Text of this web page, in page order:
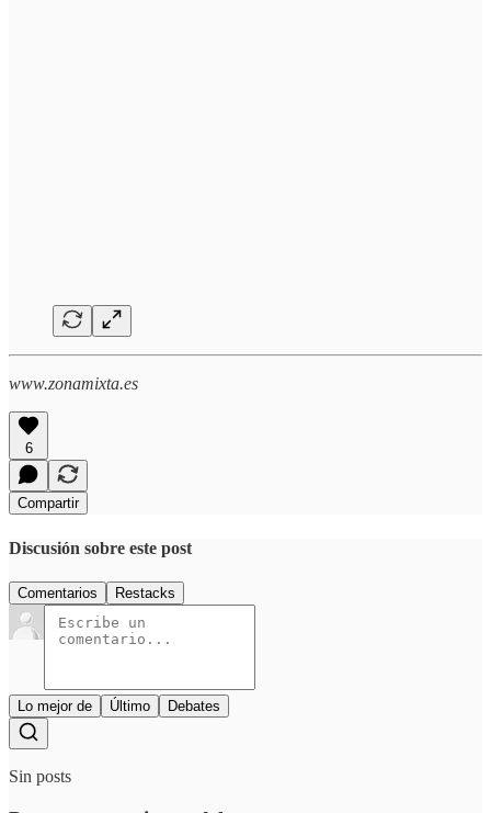
www.zonamixta.es
6
Compartir
Discusión sobre este post
Comentarios Restacks
Lo mejor de Último Debates
Sin posts